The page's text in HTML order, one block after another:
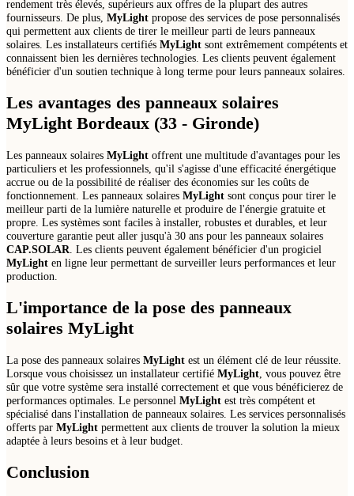
rendement très élevés, supérieurs aux offres de la plupart des autres
fournisseurs. De plus, MyLight propose des services de pose personnalisés
qui permettent aux clients de tirer le meilleur parti de leurs panneaux
solaires. Les installateurs certifiés MyLight sont extrêmement compétents et
connaissent bien les dernières technologies. Les clients peuvent également
bénéficier d'un soutien technique à long terme pour leurs panneaux solaires.
Les avantages des panneaux solaires
MyLightBordeaux (33 - Gironde)
Les panneaux solaires MyLight offrent une multitude d'avantages pour les
particuliers et les professionnels, qu'il s'agisse d'une efficacité énergétique
accrue ou de la possibilité de réaliser des économies sur les coûts de
fonctionnement. Les panneaux solaires MyLight sont conçus pour tirer le
meilleur parti de la lumière naturelle et produire de l'énergie gratuite et
propre. Les systèmes sont faciles à installer, robustes et durables, et leur
couverture garantie peut aller jusqu'à 30 ans pour les panneaux solaires
CAP.SOLAR . Les clients peuvent également bénéficier d'un progiciel
MyLight en ligne leur permettant de surveiller leurs performances et leur
production.
L'importance de la pose des panneaux
solaires MyLight
La pose des panneaux solaires MyLight est un élément clé de leur réussite.
Lorsque vous choisissez un installateur certifié MyLight , vous pouvez être
sûr que votre système sera installé correctement et que vous bénéficierez de
performances optimales. Le personnel MyLight est très compétent et
spécialisé dans l'installation de panneaux solaires. Les services personnalisés
offerts par MyLight permettent aux clients de trouver la solution la mieux
adaptée à leurs besoins et à leur budget.
Conclusion